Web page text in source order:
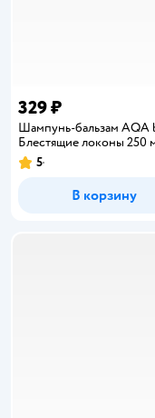
329 ₽
Шампунь-бальзам AQA
Блестящие локоны 250
Рейтинг:
5
В корзину